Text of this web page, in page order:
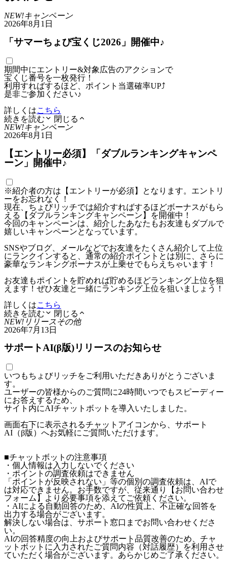
NEW!キャンペーン
2026年8月1日
「サマーちょび宝くじ2026」開催中♪
期間中にエントリー&対象広告のアクションで
宝くじ番号を一枚発行！
利用すればするほど、ポイント当選確率UP⤴
是非ご参加ください♪
詳しくはこちら
続きを読む
閉じる
NEW!キャンペーン
2026年8月1日
【エントリー必須】「ダブルランキングキャンペ
ーン」開催中♪
※紹介者の方は【エントリーが必須】となります。エントリ
ーをお忘れなく！
現在、ちょびリッチでは紹介すればするほどボーナスがもら
える【ダブルランキングキャンペーン】を開催中！
今回のキャンペーンは、紹介したあなたもお友達もダブルで
嬉しいキャンペーンとなっています。
SNSやブログ、メールなどでお友達をたくさん紹介して上位
にランクインすると、通常の紹介ポイントとは別に、さらに
豪華なランキングボーナスが上乗せでもらえちゃいます！
お友達もポイントを貯めれば貯めるほどランキング上位を狙
えます！ぜひ友達と一緒にランキング上位を狙いましょう！
詳しくはこちら
続きを読む
閉じる
NEW! リリースその他
2026年7月13日
サポートAI(β版)リリースのお知らせ
いつもちょびリッチをご利用いただきありがとうございま
す。
ユーザーの皆様からのご質問に24時間いつでもスピーディー
にお答えするため、
サイト内にAIチャットボットを導入いたしました。
画面右下に表示されるチャットアイコンから、サポート
AI（β版）へお気軽にご質問いただけます。
■チャットボットの注意事項
・個人情報は入力しないでください
・ポイントの調査依頼はできません
「ポイントが反映されない」等の個別の調査依頼は、AIで
は対応できません。お手数ですが、従来通り【お問い合わせ
フォーム】より必要事項を添えてご依頼ください。
・AIによる自動回答のため、AIの性質上、不正確な回答を
出力する場合がございます。
解決しない場合は、サポート窓口までお問い合わせくださ
い。
AIの回答精度の向上およびサポート品質改善のため、チャ
ットボットに入力されたご質問内容（対話履歴）を利用させ
ていただく場合がございます。あらかじめご了承ください。